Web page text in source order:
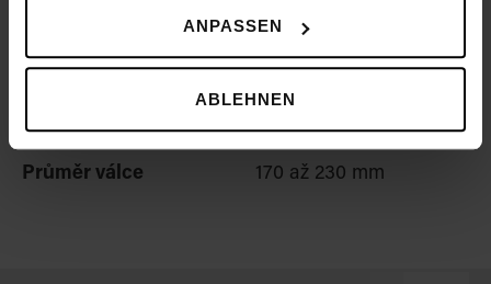
ANPASSEN
ABLEHNEN
Disponibilní délky
činek
197,4 až 389 mm
32 až 35 mm
Průměr válce 170 až 230 mm